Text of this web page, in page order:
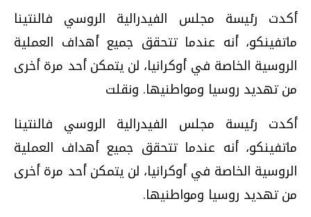
أكدت رئيسة مجلس الفيدرالية الروسي فالنتينا
ماتفينكو، أنه عندما تتحقق جميع أهداف العملية
الروسية الخاصة في أوكرانيا، لن يتمكن أحد مرة أخرى
من تهديد روسيا ومواطنيها. ونقلت
أكدت رئيسة مجلس الفيدرالية الروسي فالنتينا
ماتفينكو، أنه عندما تتحقق جميع أهداف العملية
الروسية الخاصة في أوكرانيا، لن يتمكن أحد مرة أخرى
من تهديد روسيا ومواطنيها.